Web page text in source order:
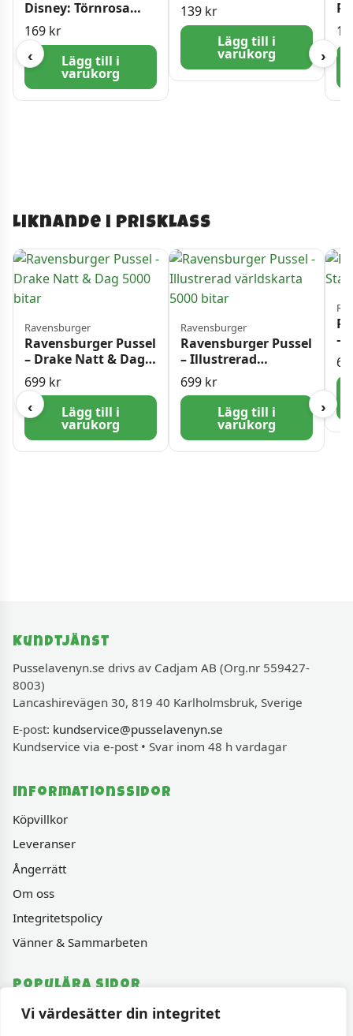
Vi värdesätter din integritet
‹
Disney: Törnrosa
1000 bitar
169 kr
Lägg till i
varukorg
139 kr
Lägg till i
varukorg
›
Liknande i prisklass
‹
Ravensburger
Ravensburger Pussel
– Drake Natt & Dag
5000 bitar
699 kr
Lägg till i
varukorg
Ravensburger
Ravensburger Pussel
– Illustrerad
världskarta 5000
bitar
699 kr
Lägg till i
varukorg
–
›
Kundtjänst
Pusselavenyn.se drivs av Cadjam AB (Org.nr 559427-
8003)
Lancashirevägen 30, 819 40 Karlholmsbruk, Sverige
E-post: kundservice@pusselavenyn.se
Kundservice via e-post • Svar inom 48 h vardagar
Informationssidor
Köpvillkor
Leveranser
Ångerrätt
Om oss
Integritetspolicy
Vänner & Sammarbeten
Populära sidor
Varumärken